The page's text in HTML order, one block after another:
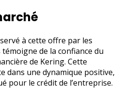
à cette offre par les
de la confiance du
de Kering. Cette
dans une dynamique positive,
pour le crédit de l’entreprise.